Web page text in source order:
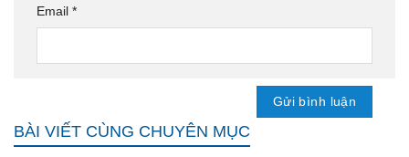
Email *
BÀI VIẾT CÙNG CHUYÊN MỤC